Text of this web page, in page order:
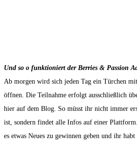
Und so o funktioniert der Berries & Passion
Ab morgen wird sich jeden Tag ein Türchen
öffnen. Die Teilnahme erfolgt ausschließlich
hier auf dem Blog. So müsst ihr nicht immer
ist, sondern findet alle Infos auf einer
es etwas Neues zu gewinnen geben und ihr